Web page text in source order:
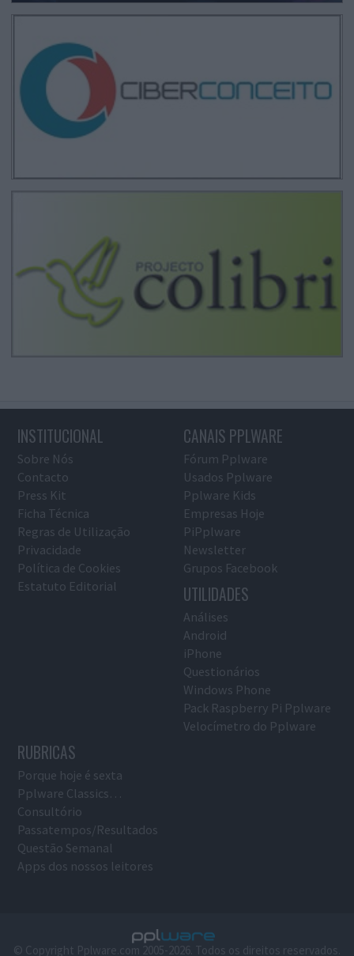
INSTITUCIONAL
Sobre Nós
Contacto
Press Kit
Ficha Técnica
Regras de Utilização
Privacidade
Política de Cookies
Estatuto Editorial
CANAIS PPLWARE
Fórum Pplware
Usados Pplware
Pplware Kids
Empresas Hoje
PiPplware
Newsletter
Grupos Facebook
UTILIDADES
Análises
Android
iPhone
Questionários
Windows Phone
Pack Raspberry Pi Pplware
Velocímetro do Pplware
RUBRICAS
Porque hoje é sexta
Pplware Classics…
Consultório
Passatempos/Resultados
Questão Semanal
Apps dos nossos leitores
© Copyright Pplware.com 2005-2026. Todos os direitos reservados.